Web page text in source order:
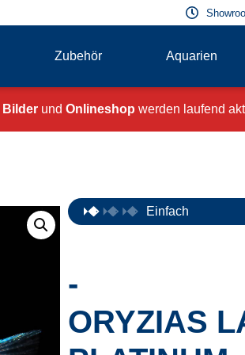
Zubehör Aquarien
Bilderund Onlineshop werden laufend
Einfach
-
ORYZIAS